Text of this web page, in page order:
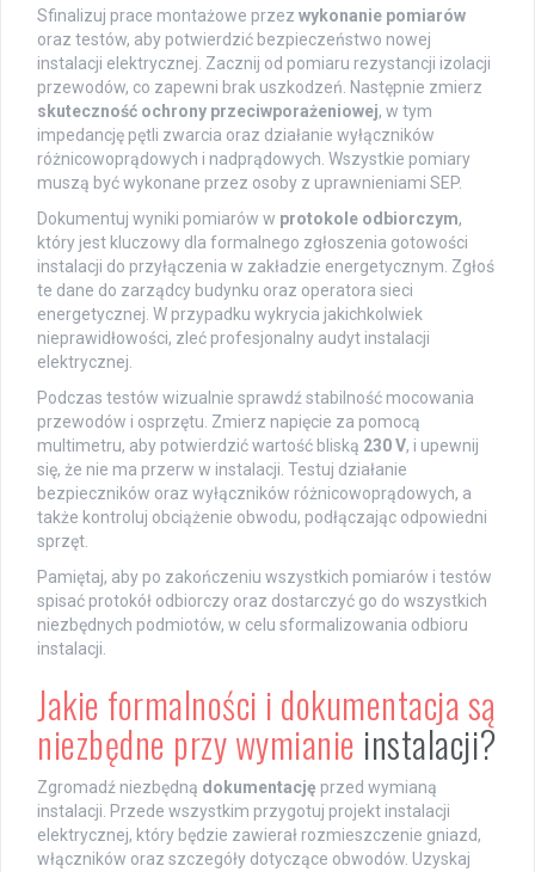
Sfinalizuj prace montażowe przez wykonanie pomiarów
oraz testów, aby potwierdzić bezpieczeństwo nowej
instalacji elektrycznej. Zacznij od pomiaru rezystancji izolacji
przewodów, co zapewni brak uszkodzeń. Następnie zmierz
skuteczność ochrony przeciwporażeniowej, w tym
impedancję pętli zwarcia oraz działanie wyłączników
różnicowoprądowych i nadprądowych. Wszystkie pomiary
muszą być wykonane przez osoby z uprawnieniami SEP.
Dokumentuj wyniki pomiarów w protokole odbiorczym,
który jest kluczowy dla formalnego zgłoszenia gotowości
instalacji do przyłączenia w zakładzie energetycznym. Zgłoś
te dane do zarządcy budynku oraz operatora sieci
energetycznej. W przypadku wykrycia jakichkolwiek
nieprawidłowości, zleć profesjonalny audyt instalacji
elektrycznej.
Podczas testów wizualnie sprawdź stabilność mocowania
przewodów i osprzętu. Zmierz napięcie za pomocą
multimetru, aby potwierdzić wartość bliską 230 V, i upewnij
się, że nie ma przerw w instalacji. Testuj działanie
bezpieczników oraz wyłączników różnicowoprądowych, a
także kontroluj obciążenie obwodu, podłączając odpowiedni
sprzęt.
Pamiętaj, aby po zakończeniu wszystkich pomiarów i testów
spisać protokół odbiorczy oraz dostarczyć go do wszystkich
niezbędnych podmiotów, w celu sformalizowania odbioru
instalacji.
Jakie formalności i dokumentacja są
niezbędne przy wymianie instalacji?
Zgromadź niezbędną dokumentację przed wymianą
instalacji. Przede wszystkim przygotuj projekt instalacji
elektrycznej, który będzie zawierał rozmieszczenie gniazd,
włączników oraz szczegóły dotyczące obwodów. Uzyskaj